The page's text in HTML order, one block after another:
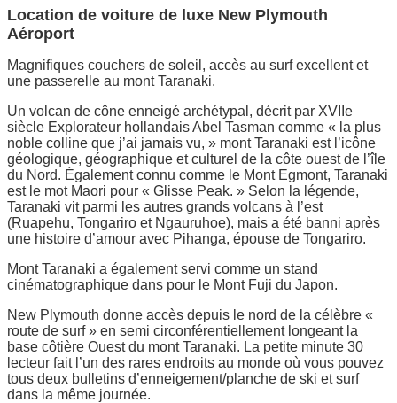
Location de voiture de luxe New Plymouth
Aéroport
Magnifiques couchers de soleil, accès au surf excellent et
une passerelle au mont Taranaki.
Un volcan de cône enneigé archétypal, décrit par XVIIe
siècle Explorateur hollandais Abel Tasman comme « la plus
noble colline que j’ai jamais vu, » mont Taranaki est l’icône
géologique, géographique et culturel de la côte ouest de l’île
du Nord. Également connu comme le Mont Egmont, Taranaki
est le mot Maori pour « Glisse Peak. » Selon la légende,
Taranaki vit parmi les autres grands volcans à l’est
(Ruapehu, Tongariro et Ngauruhoe), mais a été banni après
une histoire d’amour avec Pihanga, épouse de Tongariro.
Mont Taranaki a également servi comme un stand
cinématographique dans pour le Mont Fuji du Japon.
New Plymouth donne accès depuis le nord de la célèbre «
route de surf » en semi circonférentiellement longeant la
base côtière Ouest du mont Taranaki. La petite minute 30
lecteur fait l’un des rares endroits au monde où vous pouvez
tous deux bulletins d’enneigement/planche de ski et surf
dans la même journée.